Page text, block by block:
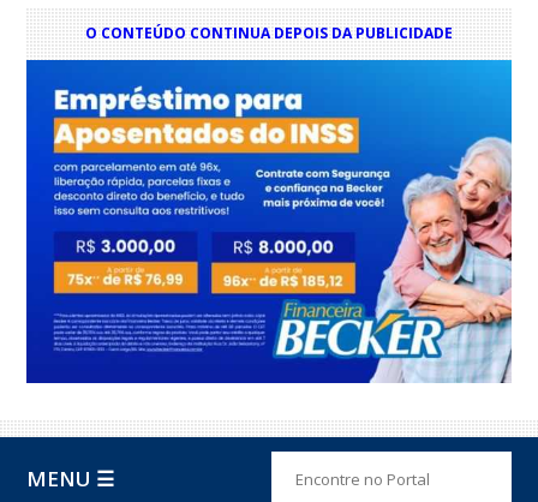
O CONTEÚDO CONTINUA DEPOIS DA PUBLICIDADE
MENU ☰